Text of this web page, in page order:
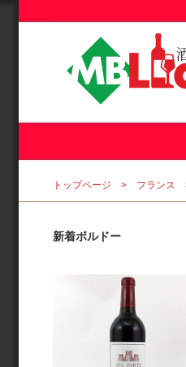
トップページ フランス
新着ボルドー